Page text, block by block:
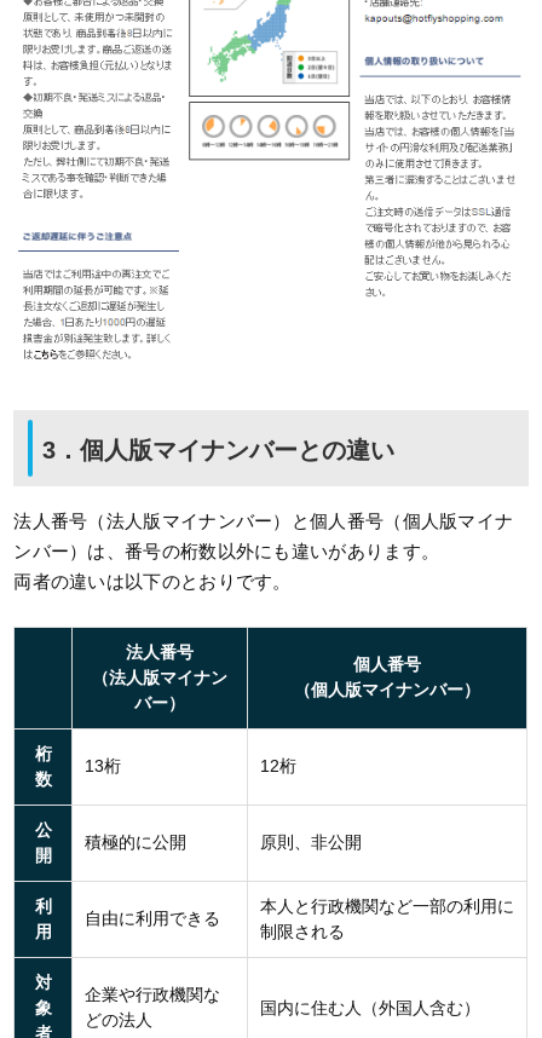
3．個人版マイナンバーとの違い
法人番号（法人版マイナンバー）と個人番号（個人版マイナ
ンバー）は、番号の桁数以外にも違いがあります。
両者の違いは以下のとおりです。
法人番号
（法人版マイナン
バー）
個人番号
（個人版マイナンバー）
桁
数
13桁 12桁
公
開
積極的に公開 原則、非公開
利
用
自由に利用できる
本人と行政機関など一部の利用に
制限される
対
象
者
企業や行政機関な
どの法人
国内に住む人（外国人含む）